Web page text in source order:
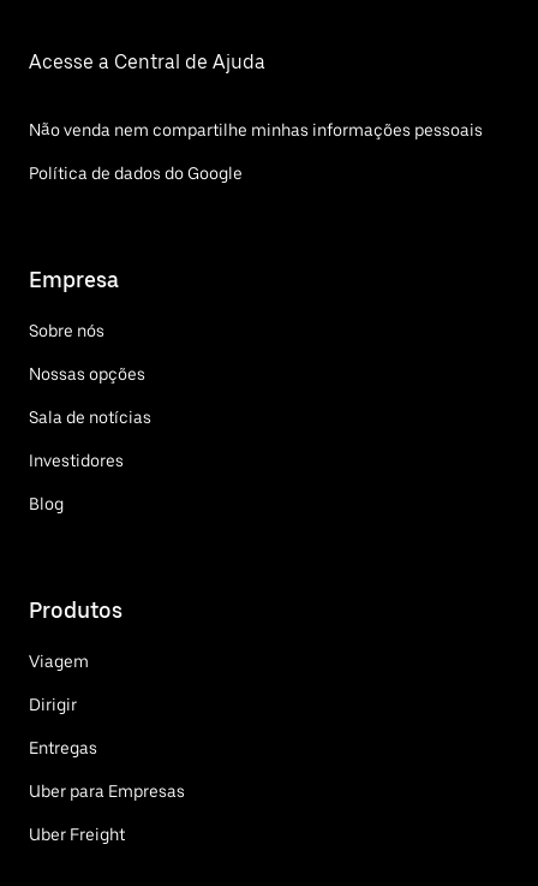
Acesse a Central de Ajuda
Não venda nem compartilhe minhas informações pessoais
Política de dados do Google
Empresa
Sobre nós
Nossas opções
Sala de notícias
Investidores
Blog
Produtos
Viagem
Dirigir
Entregas
Uber para Empresas
Uber Freight